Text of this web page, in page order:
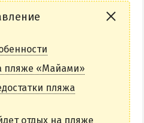
пляже «Майами»
пляжа
отдых на пляже